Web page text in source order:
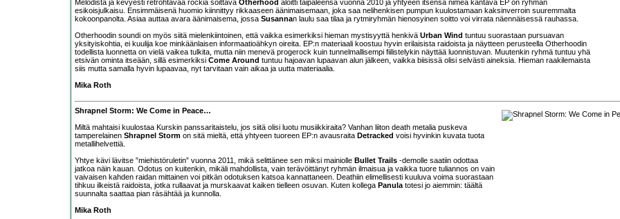
Melodista ja kevyesti retrohtavaa rockia soittava Otherhood aloitti taipaleensa vuonna 2010 ja yhtyeen itsensä nimeä kantava EP on ryhmän
esikoisjulkaisu. Ensimmäisenä huomio kiinnittyy rikkaaseen äänimaisemaan, joka saa nelihenkisen pumpun kuulostamaan kaksinverroin suuremmalta
kokoonpanolta. Asiaa auttaa avara äänimaisema, jossa Susannan laulu saa tilaa ja rytmiryhmän hienosyinen soitto voi virrata näennäisessä rauhassa.
Otherhoodin soundi on myös siitä mielenkiintoinen, että vaikka esimerkiksi hieman mystisyyttä henkivä Urban Wind tuntuu suorastaan pursuavan
yksityiskohtia, ei kuulija koe minkäänlaisen informaatioähkyn oireita. EP:n materiaali koostuu hyvin erilaisista raidoista ja näytteen perusteella Otherhoodin
todellista luonnetta on vielä vaikea tulkita, mutta niin menevä progerock kuin tunnelmallisempi fiilistelykin näyttää luonnistuvan. Muutenkin ryhmä tuntuu yhä
etsivän ominta itseään, sillä esimerkiksi Come Around tuntuu hajoavan lupaavan alun jälkeen, vaikka biisissä olisi selvästi aineksia. Hieman raakilemaista
siis mutta samalla hyvin lupaavaa, nyt tarvitaan vain aikaa ja uutta materiaalia.
Mika Roth
Shrapnel Storm: We Come in Peace…
Miltä mahtaisi kuulostaa Kurskin panssaritaistelu, jos siitä olisi luotu musiikkiraita? Vanhan liiton death metalia puskeva
tamperelainen Shrapnel Storm on sitä mieltä, että yhtyeen tuoreen EP:n avausraita Detracked voisi hyvinkin kuvata tuota
metallihelvettiä.
Yhtye kävi lävitse ”miehistöruletin” vuonna 2011, mikä selittänee sen miksi mainiolle Bullet Trails -demolle saatiin odottaa
jatkoa näin kauan. Odotus on kuitenkin, mikäli mahdollista, vain terävöittänyt ryhmän ilmaisua ja vaikka tuore tuliannos on vain
vaivaisen kahden raidan mittainen voi pitkän odotuksen katsoa kannattaneen. Deathiin elimellisesti kuuluva voima suorastaan
tihkuu ilkeistä raidoista, jotka rullaavat ja murskaavat kaiken tielleen osuvan. Kuten kollega Panula totesi jo aiemmin: täältä
suunnalta saattaa pian räsähtää ja kunnolla.
Mika Roth